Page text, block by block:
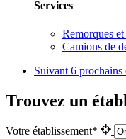
Services
Remorques
Camions de
Suivant 6 prochains
Trouvez un
Votre établissement*